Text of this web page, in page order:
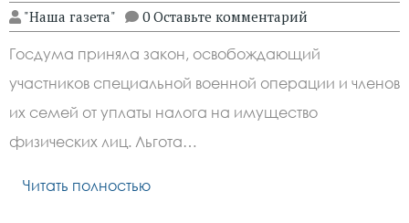
"Наша газета" 0 Оставьте комментарий
Госдума приняла закон, освобождающий
участников специальной военной операции и членов
их семей от уплаты налога на имущество
физических лиц. Льгота…
Читать полностью